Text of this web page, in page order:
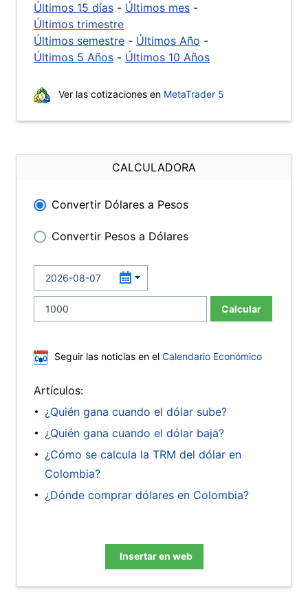
Últimos 15 días - Últimos mes -
Últimos trimestre
Últimos semestre - Últimos Año -
Últimos 5 Años - Últimos 10 Años
Ver las cotizaciones en MetaTrader 5
CALCULADORA
Convertir Dólares a Pesos
Convertir Pesos a Dólares
Calcular
Seguir las noticias en el Calendario Económico
Artículos:
¿Quién gana cuando el dólar sube?
¿Quién gana cuando el dólar baja?
¿Cómo se calcula la TRM del dólar en
Colombia?
¿Dónde comprar dólares en Colombia?
Insertar en web